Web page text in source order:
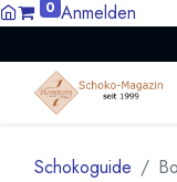
0 Anmelden
Schokoguide